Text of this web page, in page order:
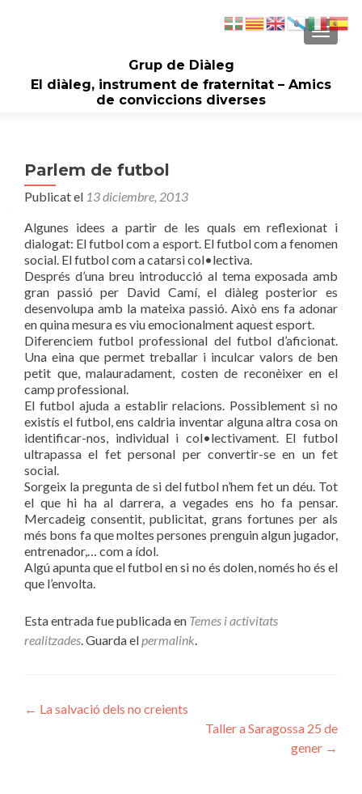
Grup de Diàleg
El diàleg, instrument de fraternitat – Amics
de conviccions diverses
Parlem de futbol
Publicat el 13 diciembre, 2013
Algunes idees a partir de les quals em reflexionat i
dialogat: El futbol com a esport. El futbol com a fenomen
social. El futbol com a catarsi col•lectiva.
Després d’una breu introducció al tema exposada amb
gran passió per David Camí, el diàleg posterior es
desenvolupa amb la mateixa passió. Això ens fa adonar
en quina mesura es viu emocionalment aquest esport.
Diferenciem futbol professional del futbol d’aficionat.
Una eina que permet treballar i inculcar valors de ben
petit que, malauradament, costen de reconèixer en el
camp professional.
El futbol ajuda a establir relacions. Possiblement si no
existís el futbol, ens caldria inventar alguna altra cosa on
identificar-nos, individual i col•lectivament. El futbol
ultrapassa el fet personal per convertir-se en un fet
social.
Sorgeix la pregunta de si del futbol n’hem fet un déu. Tot
el que hi ha al darrera, a vegades ens ho fa pensar.
Mercadeig consentit, publicitat, grans fortunes per als
més bons fa que moltes persones prenguin algun jugador,
entrenador,… com a ídol.
Algú apunta que el futbol en si no és dolen, només ho és el
que l’envolta.
Esta entrada fue publicada en Temes i activitats
realitzades. Guarda elpermalink.
Navegación
← La salvació dels no creients
Taller a Saragossa 25 de
gener →